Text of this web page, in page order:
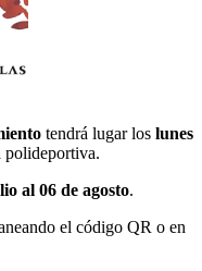
tendrá lugar los lunes
polideportiva.
al 06 de agosto.
el código QR o en